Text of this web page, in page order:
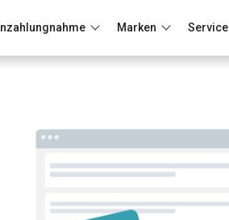
Inzahlungnahme Marken Service